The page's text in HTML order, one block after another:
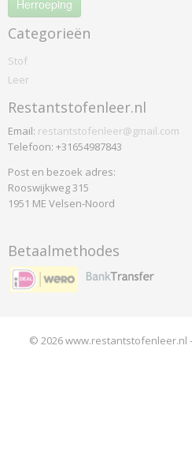
Herroeping
Categorieën
Stof
Leer
Restantstofenleer.nl
Email: restantstofenleer@gmail.com
Telefoon: +31654987843
Post en bezoek adres:
Rooswijkweg 315
1951 ME Velsen-Noord
Betaalmethodes
© 2026 www.restantstofenleer.nl